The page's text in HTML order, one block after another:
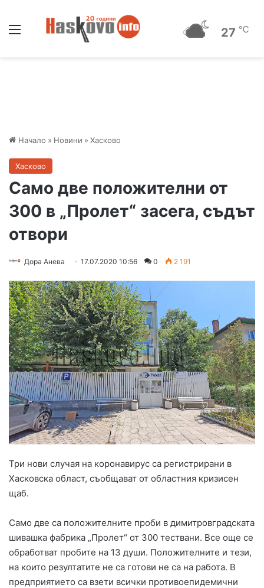
27 ℃
Начало » Новини » Хасково
Хасково
Само две положителни от
300 в „Пролет“ засега, съдът
отвори
Дора Анева 17.07.2020 10:56 0 2 191
Три нови случая на коронавирус са регистрирани в
Хасковска област, съобщават от областния кризисен
щаб.
Само две са положителните проби в димитровградската
шивашка фабрика „Пролет“ от 300 тествани. Все още се
обработват пробите на 13 души. Положителните и тези,
на които резултатите не са готови не са на работа. В
предприятието са взети всички противоепидемични